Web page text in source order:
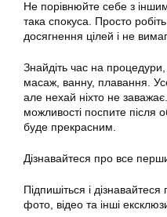
Не порівнюйте себе з
така спокуса. Просто
досягнення цілей і не
Знайдіть час на
масаж, ванну, плавання.
але нехай ніхто не
можливості поспите після
буде прекрасним.
Дізнавайтеся про все
Підпишіться і
фото, відео та інші